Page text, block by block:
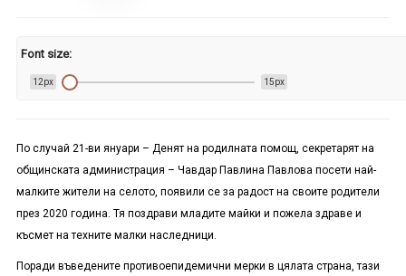
Font size:
12px 15px
По случай 21-ви януари – Денят на родилната помощ, секретарят на
общинската администрация – Чавдар Павлина Павлова посети най-
малките жители на селото, появили се за радост на своите родители
през 2020 година. Тя поздрави младите майки и пожела здраве и
късмет на техните малки наследници.
Поради въведените противоепидемични мерки в цялата страна, тази